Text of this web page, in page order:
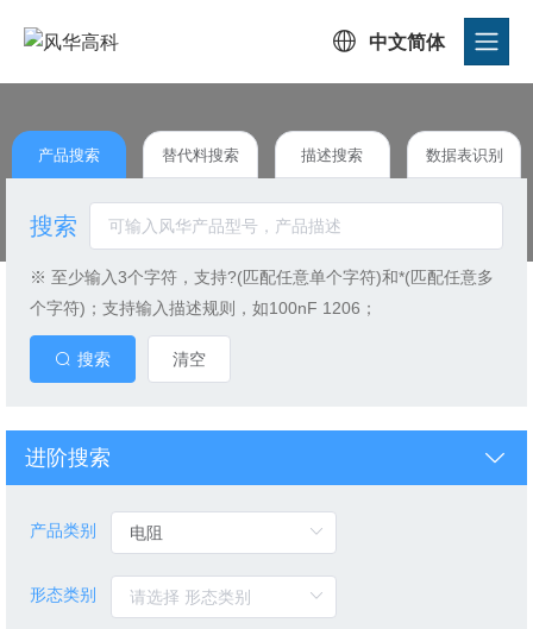
 中文简体
产品搜索 替代料搜索 描述搜索 数据表识别
搜索
※ 至少输入3个字符，支持?(匹配任意单个字符)和*(匹配任意多
个字符)；支持输入描述规则，如100nF 1206；
搜索 清空
进阶搜索
产品类别
形态类别